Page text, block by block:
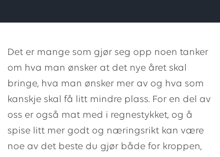
Det er mange som gjør seg opp noen tanker
om hva man ønsker at det nye året skal
bringe, hva man ønsker mer av og hva som
kanskje skal få litt mindre plass. For en del av
oss er også mat med i regnestykket, og å
spise litt mer godt og næringsrikt kan være
noe av det beste du gjør både for kroppen,